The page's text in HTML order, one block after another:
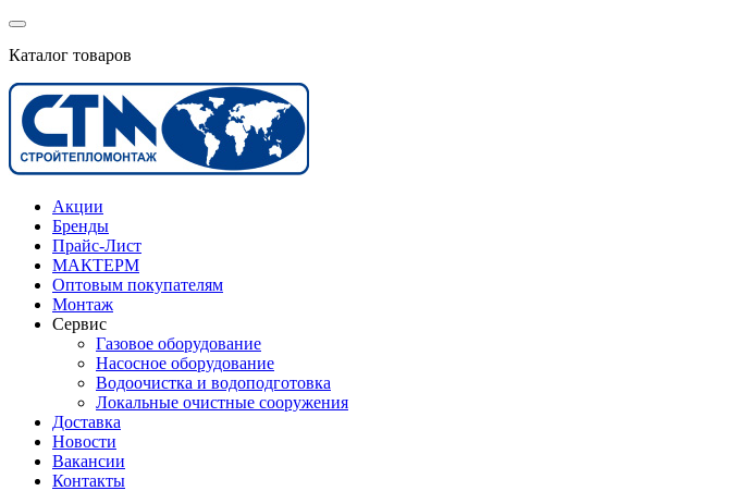
Каталог товаров
Акции
Бренды
Прайс-Лист
МАКТЕРМ
Оптовым покупателям
Монтаж
Сервис
Газовое оборудование
Насосное оборудование
Водоочистка и водоподготовка
Локальные очистные сооружения
Доставка
Новости
Вакансии
Контакты